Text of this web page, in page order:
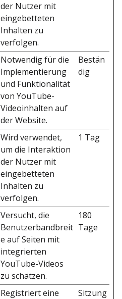
der Nutzer mit
eingebetteten
Inhalten zu
verfolgen.
Notwendig für die
Implementierung
und Funktionalität
von YouTube-
Videoinhalten auf
der Website.
Bestän
dig
Wird verwendet,
um die Interaktion
der Nutzer mit
eingebetteten
Inhalten zu
verfolgen.
1 Tag
Versucht, die
Benutzerbandbreit
e auf Seiten mit
integrierten
YouTube-Videos
zu schätzen.
180
Tage
Registriert eine
Sitzung